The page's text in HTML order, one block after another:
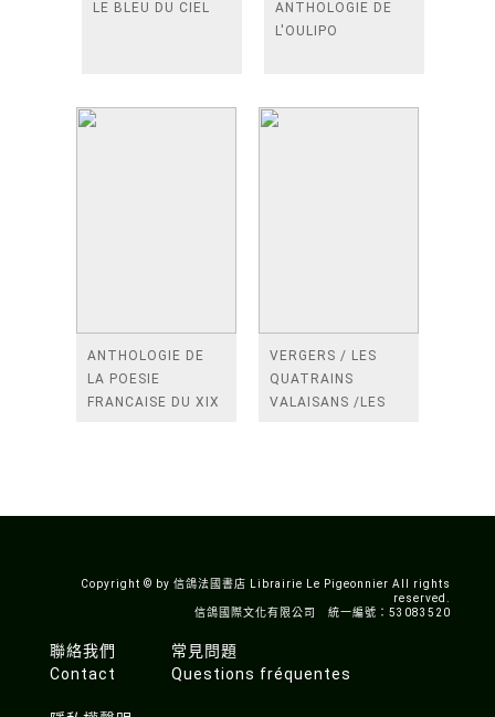
LE BLEU DU CIEL
ANTHOLOGIE DE
L'OULIPO
ANTHOLOGIE DE
LA POESIE
FRANCAISE DU XIX
VERGERS / LES
QUATRAINS
VALAISANS /LES
Copyright © by 信鴿法國書店 Librairie Le Pigeonnier All rights
reserved.
信鴿國際文化有限公司 統一編號：53083520
聯絡我們
Contact
常見問題
Questions fréquentes